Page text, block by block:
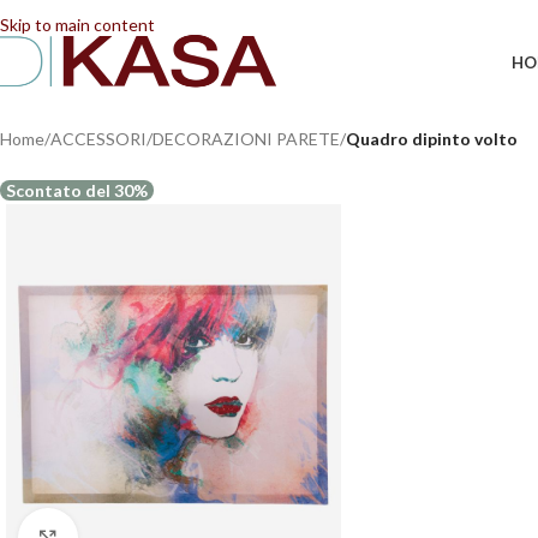
Skip to main content
Home/ACCESSORI/DECORAZIONI PARETE/Quadro dipinto volto
Scontato del 30%